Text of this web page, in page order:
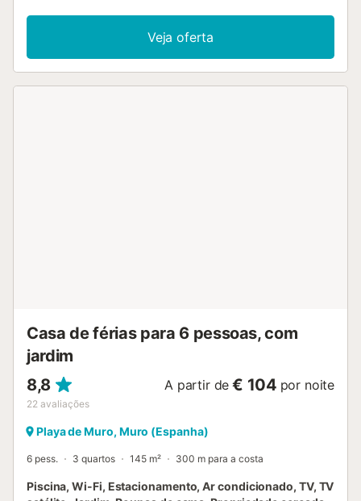
Veja oferta
Casa de férias para 6 pessoas, com
jardim
8,8
22 avaliações
A partir de € 104 por noite
Playa de Muro, Muro (Espanha)
6 pess. 3 quartos 145 m² 300 m para a costa
Piscina, Wi-Fi, Estacionamento, Ar condicionado, TV, TV